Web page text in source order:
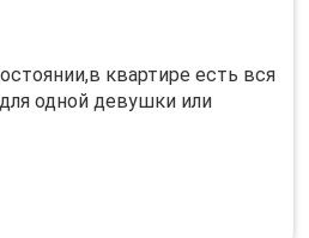
квартире есть вся
одной девушки или